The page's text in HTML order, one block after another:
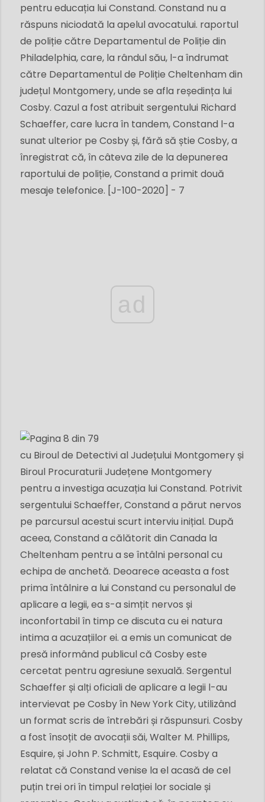
pentru educația lui Constand. Constand nu a
răspuns niciodată la apelul avocatului. raportul
de poliție către Departamentul de Poliție din
Philadelphia, care, la rândul său, l-a îndrumat
către Departamentul de Poliție Cheltenham din
județul Montgomery, unde se afla reședința lui
Cosby. Cazul a fost atribuit sergentului Richard
Schaeffer, care lucra în tandem, Constand l-a
sunat ulterior pe Cosby și, fără să știe Cosby, a
înregistrat că, în câteva zile de la depunerea
raportului de poliție, Constand a primit două
mesaje telefonice. [J-100-2020] - 7
ad
cu Biroul de Detectivi al Județului Montgomery și
Biroul Procuraturii Județene Montgomery
pentru a investiga acuzația lui Constand. Potrivit
sergentului Schaeffer, Constand a părut nervos
pe parcursul acestui scurt interviu inițial. După
aceea, Constand a călătorit din Canada la
Cheltenham pentru a se întâlni personal cu
echipa de anchetă. Deoarece aceasta a fost
prima întâlnire a lui Constand cu personalul de
aplicare a legii, ea s-a simțit nervos și
inconfortabil în timp ce discuta cu ei natura
intima a acuzațiilor ei. a emis un comunicat de
presă informând publicul că Cosby este
cercetat pentru agresiune sexuală. Sergentul
Schaeffer și alți oficiali de aplicare a legii l-au
intervievat pe Cosby în New York City, utilizând
un format scris de întrebări și răspunsuri. Cosby
a fost însoțit de avocații săi, Walter M. Phillips,
Esquire, și John P. Schmitt, Esquire. Cosby a
relatat că Constand venise la el acasă de cel
puțin trei ori în timpul relației lor sociale și